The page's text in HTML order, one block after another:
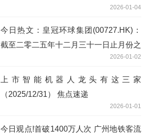
2026-01-04
今日热文：皇冠环球集团(00727.HK)：
截至二零二五年十二月三十一日止月份之
股份发行人的证券变动月报表内容摘要
2026-01-02
上市智能机器人龙头有这三家
（2025/12/31） 焦点速递
2026-01-01
今日观点!首破1400万人次 广州地铁客流